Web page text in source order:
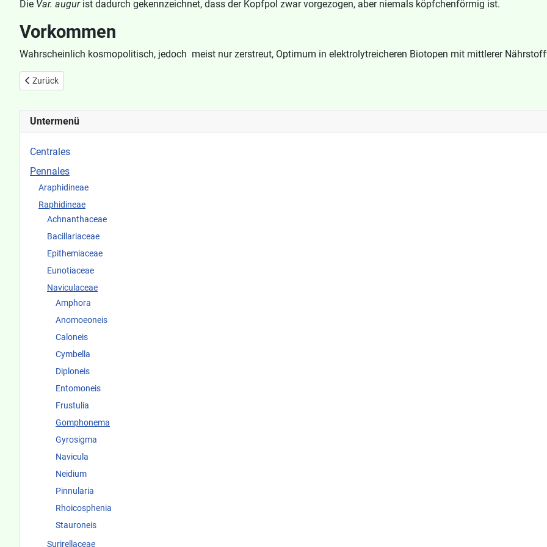
Untermenü
Centrales
Pennales
Araphidineae
Raphidineae
Achnanthaceae
Bacillariaceae
Epithemiaceae
Eunotiaceae
Naviculaceae
Amphora
Anomoeoneis
Caloneis
Cymbella
Diploneis
Entomoneis
Frustulia
Gomphonema
Gyrosigma
Navicula
Neidium
Pinnularia
Rhoicosphenia
Stauroneis
Surirellaceae
Die Var. augurist dadurch gekennzeichnet, dass der Kopfpol zwar vorgezogen, aber niemals köpfchenförmig ist.
Vorkommen
Wahrscheinlich kosmopolitisch, jedoch meist nur zerstreut, Optimum in elektrolytreicheren Biotopen mit mittlerer
Vorheriger Beitrag: Gomphonema angustatum
Zurück